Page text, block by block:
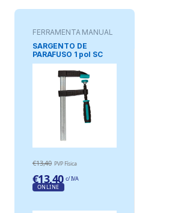
FERRAMENTA MANUAL
SARGENTO DE
PARAFUSO 1 pol SC
80-200
COMPRIMENTO 80
€13,40 PVP Física
€13,40 c/ IVA
ONLINE